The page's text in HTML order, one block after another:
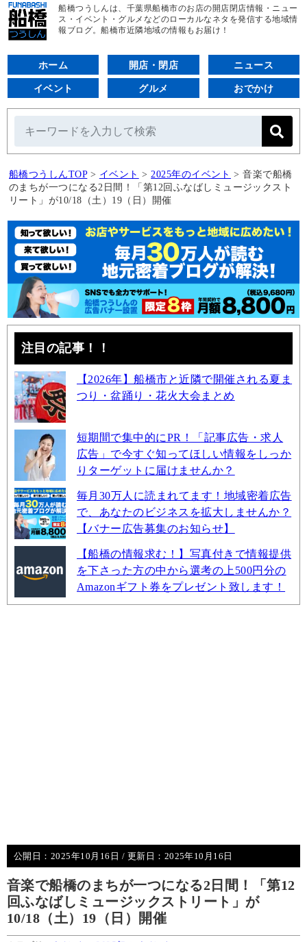
船橋つうしんは、千葉県船橋市のお店の開店閉店情報・ニュー
ス・イベント・グルメなどのローカルなネタを発信する地域情
報ブログ。船橋市近隣地域の情報もお届け！
ホーム 開店・閉店 ニュース
イベント グルメ おでかけ
船橋つうしんTOP > イベント > 2025年のイベント > 音楽で船橋
のまちが一つになる2日間！「第12回ふなばしミュージックスト
リート」が10/18（土）19（日）開催
注目の記事！！
【2026年】船橋市と近隣で開催される夏ま
つり・盆踊り・花火大会まとめ
短期間で集中的にPR！「記事広告・求人
広告」で今すぐ知ってほしい情報をしっか
りターゲットに届けませんか？
毎月30万人に読まれてます！地域密着広告
で、あなたのビジネスを拡大しませんか？
【バナー広告募集のお知らせ】
【船橋の情報求む！】写真付きで情報提供
を下さった方の中から選考の上500円分の
Amazonギフト券をプレゼント致します！
公開日： 2025年10月16日 / 更新日： 2025年10月16日
音楽で船橋のまちが一つになる2日間！「第12
回ふなばしミュージックストリート」が
10/18（土）19（日）開催